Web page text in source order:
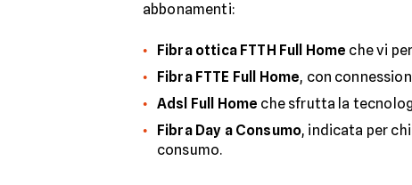
abbonamenti:
Fibra ottica FTTH Full Home che vi
Fibra FTTE Full Home, con
Adsl Full Home che sfrutta la
Fibra Day a Consumo, indicata per
consumo.